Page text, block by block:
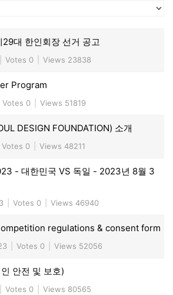
대 한인회장 선거 공고
Votes 0 Views 23838
Program
Votes 0 Views 51819
DESIGN FOUNDATION) 소개
Votes 0 Views 48211
- 대한민국 VS 독일 - 2023년 8월 3
Votes 0 Views 46940
regulations & consent form
Votes 0 Views 52056
안전 및 보호)
Votes 0 Views 80565